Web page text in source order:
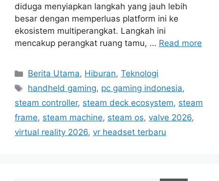
diduga menyiapkan langkah yang jauh lebih
besar dengan memperluas platform ini ke
ekosistem multiperangkat. Langkah ini
mencakup perangkat ruang tamu, … Read more
C
a
e
g
o
Berita Utama, Hiburan,Teknologi
T
a
s
handheld gaming, pc gaming indonesia,
steam controller, steam deck ecosystem, steam
frame, steam machine, steam os, valve 2026,
virtual reality 2026, vr headset terbaru